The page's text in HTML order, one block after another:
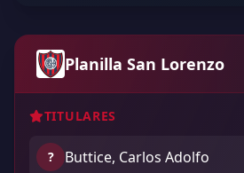
Planilla San Lorenzo
TITULARES
? Buttice, Carlos Adolfo